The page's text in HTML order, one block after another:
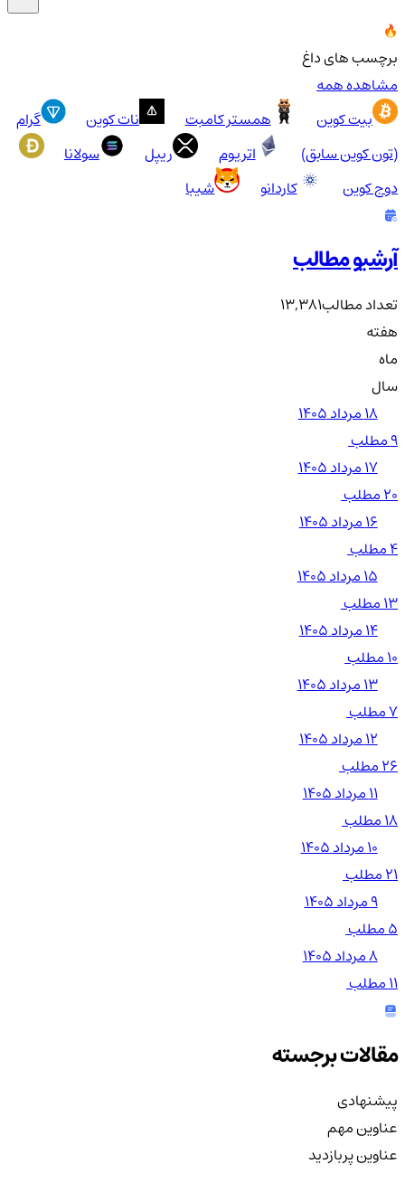
برچسب های داغ
مشاهده همه
بیت کوین
همستر کامبت نات کوین
گرام
(تون کوین سابق)
اتریوم ریپل
سولانا
دوج کوین
کاردانو شیبا
آرشیو مطالب
تعداد مطالب13,381
هفته
ماه
سال
۱۸ مرداد ۱۴۰۵
۱۷ مرداد ۱۴۰۵
20 مطلب
۱۶ مرداد ۱۴۰۵
4 مطلب
۱۵ مرداد ۱۴۰۵
13 مطلب
۱۴ مرداد ۱۴۰۵
10 مطلب
۱۳ مرداد ۱۴۰۵
7 مطلب
۱۲ مرداد ۱۴۰۵
26 مطلب
۱۱ مرداد ۱۴۰۵
18 مطلب
۱۰ مرداد ۱۴۰۵
21 مطلب
۹ مرداد ۱۴۰۵
5 مطلب
۸ مرداد ۱۴۰۵
11 مطلب
مقالات برجسته
پیشنهادی
عناوین مهم
عناوین پربازدید